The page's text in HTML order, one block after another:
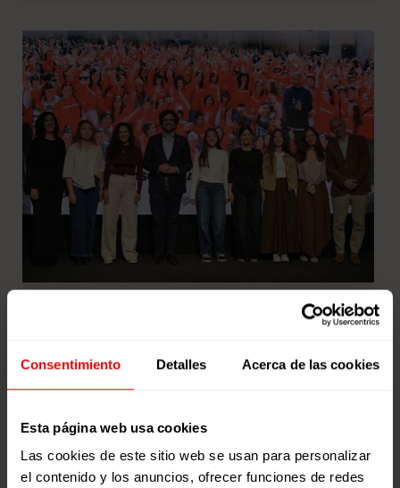
Consentimiento Detalles Acerca de las cookies
Esta página web usa cookies
Las cookies de este sitio web se usan para personalizar
el contenido y los anuncios, ofrecer funciones de redes
Entreculturas reúne a jóvenes, a la
ministra Sira Rego y al director de
aniversario de la RSJ
2001 en esta iniciativa que impulsa la participación
social en centros educativos y […]